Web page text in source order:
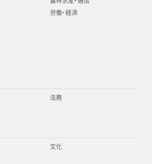
労働・経済
法務
文化